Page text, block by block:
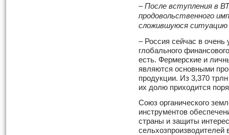
– После вступления в
продовольственного
сложившуюся ситуацию
– Россия сейчас в
глобального
есть. Фермерские и
являются основными
продукции. Из 3,370
их долю приходится
Союз органического
инструментов
страны и защиты
сельхозпроизводителей